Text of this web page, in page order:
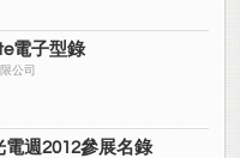
電子型錄
公司
電週2012參展名錄